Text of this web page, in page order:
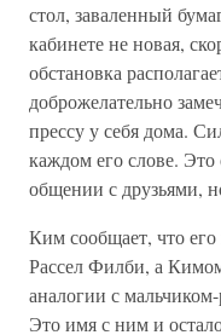
стол, заваленный
кабинете не новая,
обстановка
доброжелательно
прессу у себя дома.
каждом его слове. Это
общении с друзьями,
Ким сообщает, что
Рассел Филби, а
аналогии с
Это имя с ним и